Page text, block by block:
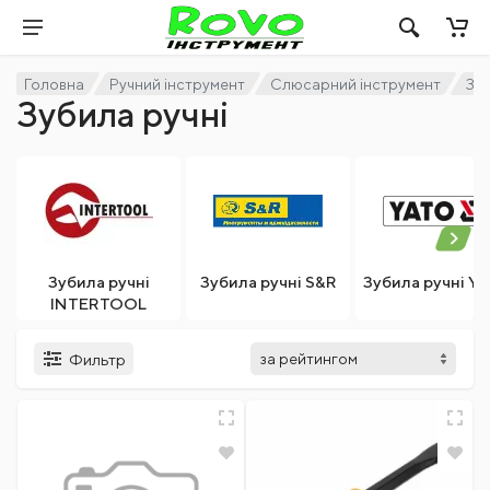
Головна Ручний інструмент Слюсарний інструмент
Зубила ручні
Зубила ручні
INTERTOOL
Зубила ручні S&R Зубила ручні
Фильтр